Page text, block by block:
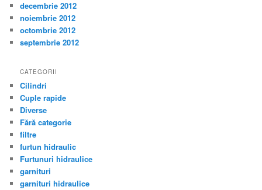
decembrie 2012
noiembrie 2012
octombrie 2012
septembrie 2012
CATEGORII
Cilindri
Cuple rapide
Diverse
Fără categorie
filtre
furtun hidraulic
Furtunuri hidraulice
garnituri
garnituri hidraulice